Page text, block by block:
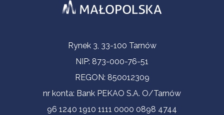
Informacje kontaktoweRynek 3, 33-100 Tarnów
NIP: 873-000-76-51
REGON: 850012309
nr konta: Bank PEKAO S.A. O/Tarnów
96 1240 1910 1111 0000 0898 4744